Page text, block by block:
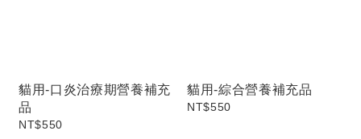
貓用-口炎治療期營養補充
品
NT$550
貓用-綜合營養補充品
NT$550